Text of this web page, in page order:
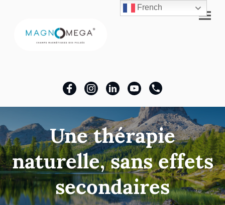
Une thérapie
naturelle, sans effets
secondaires
French